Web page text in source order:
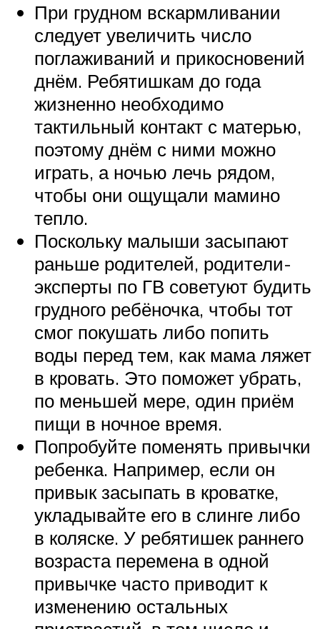
При грудном вскармливании
следует увеличить число
поглаживаний и прикосновений
днём. Ребятишкам до года
жизненно необходимо
тактильный контакт с матерью,
поэтому днём с ними можно
играть, а ночью лечь рядом,
чтобы они ощущали мамино
тепло.
Поскольку малыши засыпают
раньше родителей, родители-
эксперты по ГВ советуют будить
грудного ребёночка, чтобы тот
смог покушать либо попить
воды перед тем, как мама ляжет
в кровать. Это поможет убрать,
по меньшей мере, один приём
пищи в ночное время.
Попробуйте поменять привычки
ребенка. Например, если он
привык засыпать в кроватке,
укладывайте его в слинге либо
в коляске. У ребятишек раннего
возраста перемена в одной
привычке часто приводит к
изменению остальных